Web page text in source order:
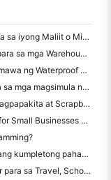
Paano pumili ng Right Restaurant Software para sa iyong Maliit o Midsize Restaurant
Kailangan mo ba ng isang Portable A4 Printer para sa mga Warehouse Invoices? Ano talagang gumagana
Maaari bang ang Thermal Label Printers ay gumawa ng Waterproof Labels para sa mga maliliit na Producto ng negosyo?
Ang pinakamagaling na instant na camera para sa mga magsimula na ayaw magbasura ng papel
Ang pinakamagaling na Label Maker para sa Pagpapakita at Scrapbooking: Magdagdag ng Karagdagang Color sa bawat Pahina
Handwriting vs. Printing Shipping Labels: Tips for Small Businesses noong 2026
Paano pumili ng isang Pocket Photo Printer: Isang kumpletong pahayag para sa Pagmamamahayag, Travel, at iPhone Users
Ang pinakamahusay na Inkless Portable Printer para sa Travel, School, at Mobile Work: Hanin MT620 Pro Review